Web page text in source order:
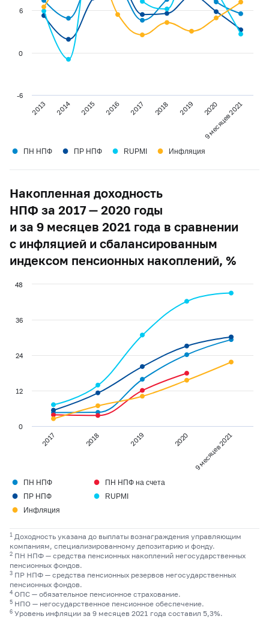
2013 2014 2015 2016 2017 2018 2019 2020
9 месяцев 2021
-6
0
6
● ПН НПФ ● ПР НПФ ● RUPMI ● Инфляция
Накопленная доходность
НПФ за 2017 — 2020 годы
и за 9 месяцев 2021 года в сравнении
с инфляцией и сбалансированным
индексом пенсионных накоплений, %
2017 2018 2019 2020 9 месяцев 2021
0
12
24
36
48
● ПН НПФ ● ПН НПФ на счета
● ПР НПФ ● RUPMI
● Инфляция
1 Доходность указана до выплаты вознаграждения управляющим
компаниям, специализированному депозитарию и фонду.
2 ПН НПФ — средства пенсионных накоплений негосударственных
пенсионных фондов.
3 ПР НПФ — средства пенсионных резервов негосударственных
пенсионных фондов.
4 ОПС — обязательное пенсионное страхование.
5 НПО — негосударственное пенсионное обеспечение.
6 Уровень инфляции за 9 месяцев 2021 года составил 5,3%.